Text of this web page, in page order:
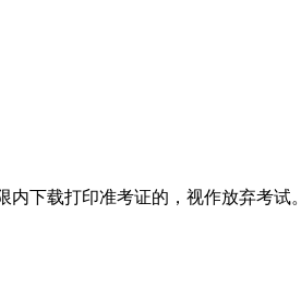
下载打印准考证的，视作放弃考试。